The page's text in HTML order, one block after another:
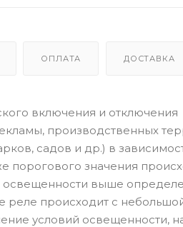
ОПЛАТА ДОСТАВКА
включения и отключения
производственных
садов и др.) в
порогового значения
освещенности выше
реле происходит с
условий освещенности,